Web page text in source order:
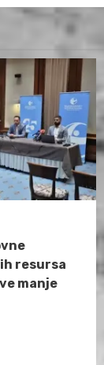
resursa
manje